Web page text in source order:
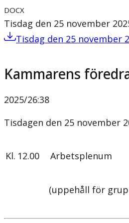
DOCX
Tisdag den 25 november
Tisdag den 25 november
Kammarens
2025/26:38
Tisdagen den 25 november
Kl. 12.00 Arbetsplenum
(uppehåll för